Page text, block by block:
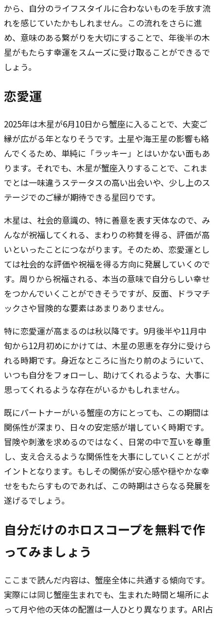
から、自分のライフスタイルに合わないものを手放す流
れを感じていたかもしれません。この流れをさらに進
め、意味のある繋がりを大切にすることで、年後半の木
星がもたらす幸運をスムーズに受け取ることができるで
しょう。
恋愛運
2025年は木星が6月10日から蟹座に入ることで、大変ご
縁が広がる年となりそうです。土星や海王星の影響も絡
んでくるため、単純に「ラッキー」とはいかない面もあ
ります。それでも、木星が蟹座入りすることで、これま
でとは一味違うステータスの高い出会いや、少し上のス
テージでのご縁が期待できる星回りです。
木星は、社会的意識の、特に善意を表す天体なので、み
んなが祝福してくれる、まわりの称賛を得る、評価が高
いといったことにつながります。そのため、恋愛運とし
ては社会的な評価や祝福を得る方向に発展していくので
す。周りから祝福される、本当の意味で自分らしい幸せ
をつかんでいくことができそうですが、反面、ドラマチ
ックさや冒険的な要素はあまりありません。
特に恋愛運が高まるのは秋以降です。9月後半や11月中
旬から12月初めにかけては、木星の恩恵を存分に受けら
れる時期です。身近なところに当たり前のようにいて、
いつも自分をフォローし、助けてくれるような、大事に
思ってくれるような存在がいるかもしれません。
既にパートナーがいる蟹座の方にとっても、この期間は
関係性が深まり、日々の安定感が増していく時期です。
冒険や刺激を求めるのではなく、日常の中で互いを尊重
し、支え合えるような関係性を大事にしていくことがポ
イントとなります。もしその関係が安心感や穏やかな幸
せをもたらすものであれば、この時期はさらなる発展を
遂げるでしょう。
自分だけのホロスコープを無料で作
ってみましょう
ここまで読んだ内容は、蟹座全体に共通する傾向です。
実際には同じ蟹座生まれでも、生まれた時間と場所によ
って月や他の天体の配置は一人ひとり異なります。ARI占